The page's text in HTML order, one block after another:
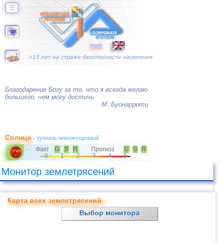
☰
Благодарение Богу за то, что я всегда желаю
большего, чем могу достичь.
М. Буонарроти
Солнце- уровень невозмущенный
- Факт G S R Прогноз G S
R
0
1 2 3 4 5
Монитор землетрясений
Карта всех землетрясений
Выбор монитора